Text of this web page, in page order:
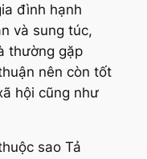
đình hạnh
và sung túc,
thường gặp
nên còn tốt
hội cũng như
sao Tả